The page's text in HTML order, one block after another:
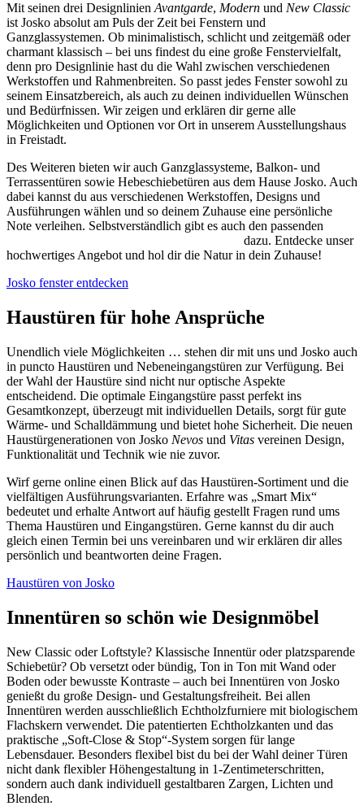
Mit seinen drei Designlinien Avantgarde, Modern und New Classic
ist Josko absolut am Puls der Zeit bei Fenstern und
Ganzglassystemen. Ob minimalistisch, schlicht und zeitgemäß oder
charmant klassisch – bei uns findest du eine große Fenstervielfalt,
denn pro Designlinie hast du die Wahl zwischen verschiedenen
Werkstoffen und Rahmenbreiten. So passt jedes Fenster sowohl zu
seinem Einsatzbereich, als auch zu deinen individuellen Wünschen
und Bedürfnissen. Wir zeigen und erklären dir gerne alle
Möglichkeiten und Optionen vor Ort in unserem Ausstellungshaus
in Freistadt.
Des Weiteren bieten wir auch Ganzglassysteme, Balkon- und
Terrassentüren sowie Hebeschiebetüren aus dem Hause Josko. Auch
dabei kannst du aus verschiedenen Werkstoffen, Designs und
Ausführungen wählen und so deinem Zuhause eine persönliche
Note verleihen. Selbstverständlich gibt es auch den passenden
dazu. Entdecke unser
hochwertiges Angebot und hol dir die Natur in dein Zuhause!
Josko fenster entdecken
Haustüren für hohe Ansprüche
Unendlich viele Möglichkeiten … stehen dir mit uns und Josko auch
in puncto Haustüren und Nebeneingangstüren zur Verfügung. Bei
der Wahl der Haustüre sind nicht nur optische Aspekte
entscheidend. Die optimale Eingangstüre passt perfekt ins
Gesamtkonzept, überzeugt mit individuellen Details, sorgt für gute
Wärme- und Schalldämmung und bietet hohe Sicherheit. Die neuen
Haustürgenerationen von Josko Nevos und Vitas vereinen Design,
Funktionalität und Technik wie nie zuvor.
Wirf gerne online einen Blick auf das Haustüren-Sortiment und die
vielfältigen Ausführungsvarianten. Erfahre was „Smart Mix“
bedeutet und erhalte Antwort auf häufig gestellt Fragen rund ums
Thema Haustüren und Eingangstüren. Gerne kannst du dir auch
gleich einen Termin bei uns vereinbaren und wir erklären dir alles
persönlich und beantworten deine Fragen.
Haustüren von Josko
Innentüren so schön wie Designmöbel
New Classic oder Loftstyle? Klassische Innentür oder platzsparende
Schiebetür? Ob versetzt oder bündig, Ton in Ton mit Wand oder
Boden oder bewusste Kontraste – auch bei Innentüren von Josko
genießt du große Design- und Gestaltungsfreiheit. Bei allen
Innentüren werden ausschließlich Echtholzfurniere mit biologischem
Flachskern verwendet. Die patentierten Echtholzkanten und das
praktische „Soft-Close & Stop“-System sorgen für lange
Lebensdauer. Besonders flexibel bist du bei der Wahl deiner Türen
nicht dank flexibler Höhengestaltung in 1-Zentimeterschritten,
sondern auch dank individuell gestaltbaren Zargen, Lichten und
Blenden.